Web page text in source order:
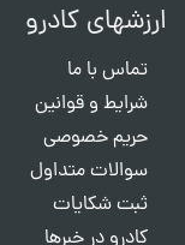
ارزشهای کادرو
تماس با ما
شرایط و قوانین
حریم خصوصی
سوالات متداول
ثبت شکایات
کادرو در خبرها